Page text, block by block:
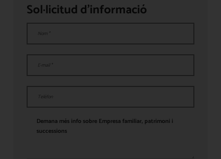
Sol·licitud d'informació